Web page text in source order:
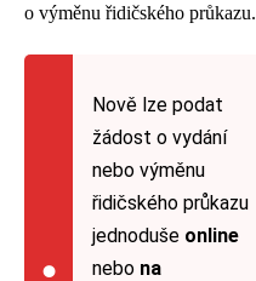
o výměnu řidičského průkazu.
Nově lze podat
žádost o vydání
nebo výměnu
řidičského průkazu
jednodušeonline
nebo na